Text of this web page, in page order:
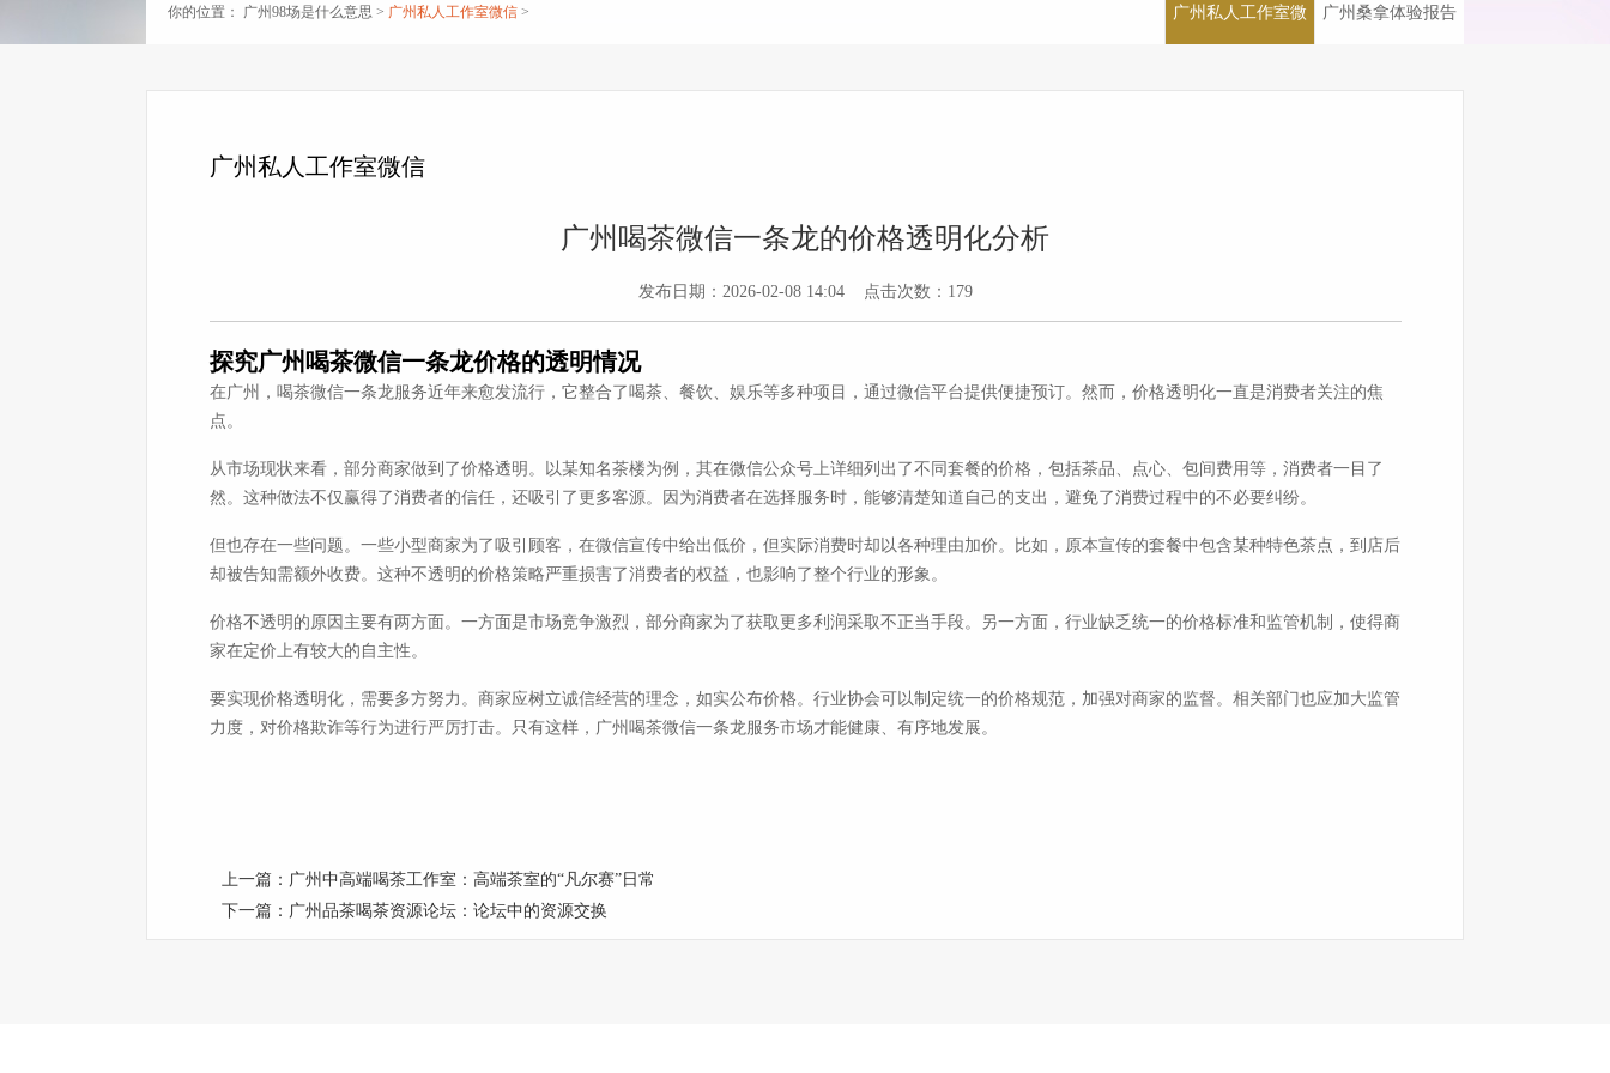
你的位置： 广州98场是什么意思 > 广州私人工作室微信 > 广州私人工作室微 广州桑拿体验报告
广州私人工作室微信
广州喝茶微信一条龙的价格透明化分析
发布日期：2026-02-08 14:04 点击次数：179
探究广州喝茶微信一条龙价格的透明情况
在广州，喝茶微信一条龙服务近年来愈发流行，它整合了喝茶、餐饮、娱乐等多种项目，通过微信平台提供便捷预订。然而，价格透明化一直是消费者关注的焦
点。
从市场现状来看，部分商家做到了价格透明。以某知名茶楼为例，其在微信公众号上详细列出了不同套餐的价格，包括茶品、点心、包间费用等，消费者一目了
然。这种做法不仅赢得了消费者的信任，还吸引了更多客源。因为消费者在选择服务时，能够清楚知道自己的支出，避免了消费过程中的不必要纠纷。
但也存在一些问题。一些小型商家为了吸引顾客，在微信宣传中给出低价，但实际消费时却以各种理由加价。比如，原本宣传的套餐中包含某种特色茶点，到店后
却被告知需额外收费。这种不透明的价格策略严重损害了消费者的权益，也影响了整个行业的形象。
价格不透明的原因主要有两方面。一方面是市场竞争激烈，部分商家为了获取更多利润采取不正当手段。另一方面，行业缺乏统一的价格标准和监管机制，使得商
家在定价上有较大的自主性。
要实现价格透明化，需要多方努力。商家应树立诚信经营的理念，如实公布价格。行业协会可以制定统一的价格规范，加强对商家的监督。相关部门也应加大监管
力度，对价格欺诈等行为进行严厉打击。只有这样，广州喝茶微信一条龙服务市场才能健康、有序地发展。
上一篇： ‌广州中高端喝茶工作室‌：高端茶室的“凡尔赛”日常
下一篇： 广州品茶喝茶资源论坛：论坛中的资源交换